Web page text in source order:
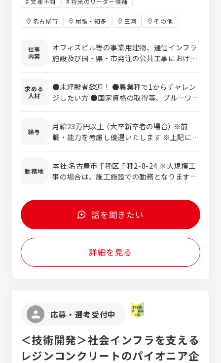
名古屋市 尾張・知多 三河 その他
仕事
内容
オフィスビル等の事業用建物、通信インフラ
施設及び国・県・市発注の公共工事における
立て外注先を手配し、工程通りに作業が進む
よう現場で管理をして、完成書類を作成して
いただく仕事です。 専門的なことや仕事の流
れなどは､先輩がイチから教えるので資格や
経験がない方でも大丈夫です！ 異業種から転
きます。 初めは先輩に付いて､お客様や現場
の人に顔と名前を覚えてもらうことからスタ
進められると思います｡ 専門職なので、仕事
を覚えていくとドンドン楽しくなります。
求める
人材
●未経験者歓迎！ ●異業種で1からチャレン
ジしたい方 ●国家資格の取得等、ブルーワー
給与
月給23万円以上 （大卒新卒者の場合） ※前
職・能力を考慮し優遇いたします ※上記には
年収：37歳（業界未経験から10年目）/年収
600万円※複数の現場を管理
勤務地
本社:名古屋市千種区千種2-8-24 ※大規模工
事の場合は、施工施設での勤務となります。
話を聞きたい
詳細を見る
応募・選考受付中
＜技術開発＞社会インフラを支える
レジンコンクリートのパイオニア企